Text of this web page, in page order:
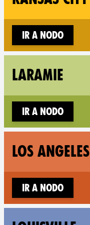
Ir a nodo
LARAMIE
Ir a nodo
LOS ANGELES
Ir a nodo